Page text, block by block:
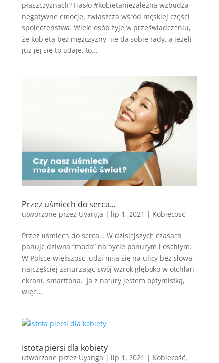
płaszczyznach? Hasło #kobietaniezależna wzbudza
negatywne emocje, zwłaszcza wśród męskiej części
społeczeństwa. Wiele osób żyje w przeświadczeniu,
że kobieta bez mężczyzny nie da sobie rady, a jeżeli
już jej się to udaje, to...
Przez uśmiech do serca…
utworzone przez Uyanga | lip 1, 2021 | Kobiecość
Przez uśmiech do serca… W dzisiejszych czasach
panuje dziwna “moda” na bycie ponurym i oschłym.
W Polsce większość ludzi mija się na ulicy bez słowa,
najczęściej zanurzając swój wzrok głęboko w otchłań
ekranu smartfona. Ja z natury jestem optymistką,
więc...
Istota piersi dla kobiety
utworzone przez Uyanga | lip 1, 2021 | Kobiecość,